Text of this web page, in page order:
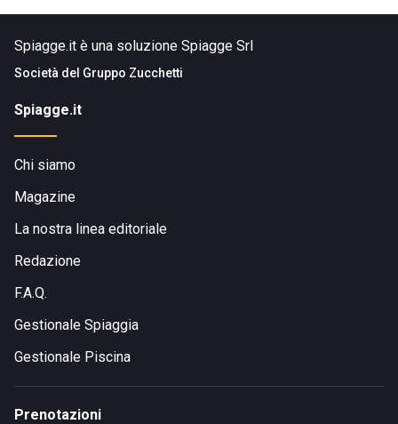
Spiagge.it è una soluzione Spiagge Srl
Società del Gruppo Zucchetti
Spiagge.it
Chi siamo
Magazine
La nostra linea editoriale
Redazione
F.A.Q.
Gestionale Spiaggia
Gestionale Piscina
Prenotazioni